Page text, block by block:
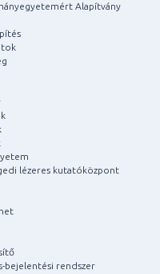
Alapítvány
lézeres kutatóközpont
bejelentési rendszer